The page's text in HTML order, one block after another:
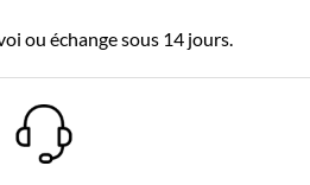
ou échange sous 14 jours.